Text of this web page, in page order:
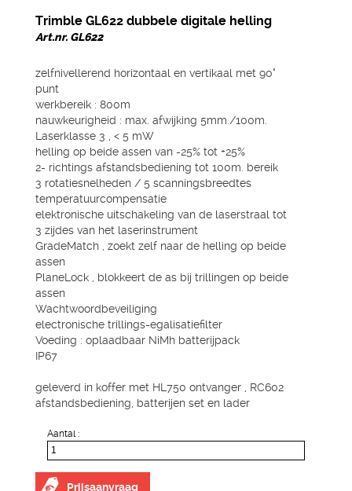
Trimble GL622 dubbele digitale helling
Art.nr. GL622
zelfnivellerend horizontaal en vertikaal met 90°
punt
werkbereik : 800m
nauwkeurigheid : max. afwijking 5mm./100m.
Laserklasse 3 , < 5 mW
helling op beide assen van -25% tot +25%
2- richtings afstandsbediening tot 100m. bereik
3 rotatiesnelheden / 5 scanningsbreedtes
temperatuurcompensatie
elektronische uitschakeling van de laserstraal tot
3 zijdes van het laserinstrument
GradeMatch , zoekt zelf naar de helling op beide
assen
PlaneLock , blokkeert de as bij trillingen op beide
assen
Wachtwoordbeveiliging
electronische trillings-egalisatiefilter
Voeding : oplaadbaar NiMh batterijpack
IP67
geleverd in koffer met HL750 ontvanger , RC602
afstandsbediening, batterijen set en lader
Aantal :
Prijsaanvraag